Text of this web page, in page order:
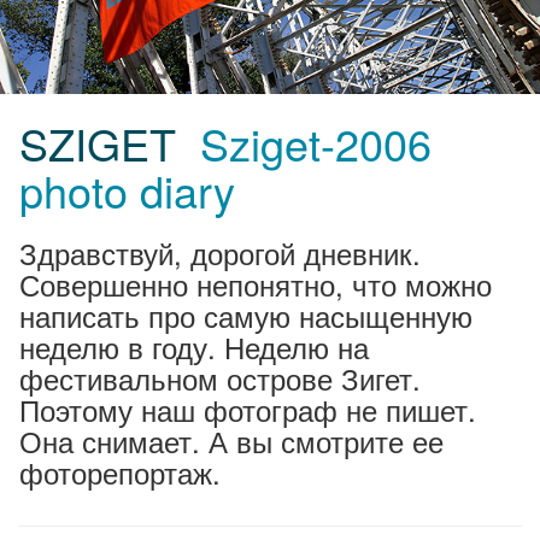
SZIGET Sziget-2006
photo diary
Здравствуй, дорогой дневник.
Совершенно непонятно, что можно
написать про самую насыщенную
неделю в году. Неделю на
фестивальном острове Зигет.
Поэтому наш фотограф не пишет.
Она снимает. А вы смотрите ее
фоторепортаж.